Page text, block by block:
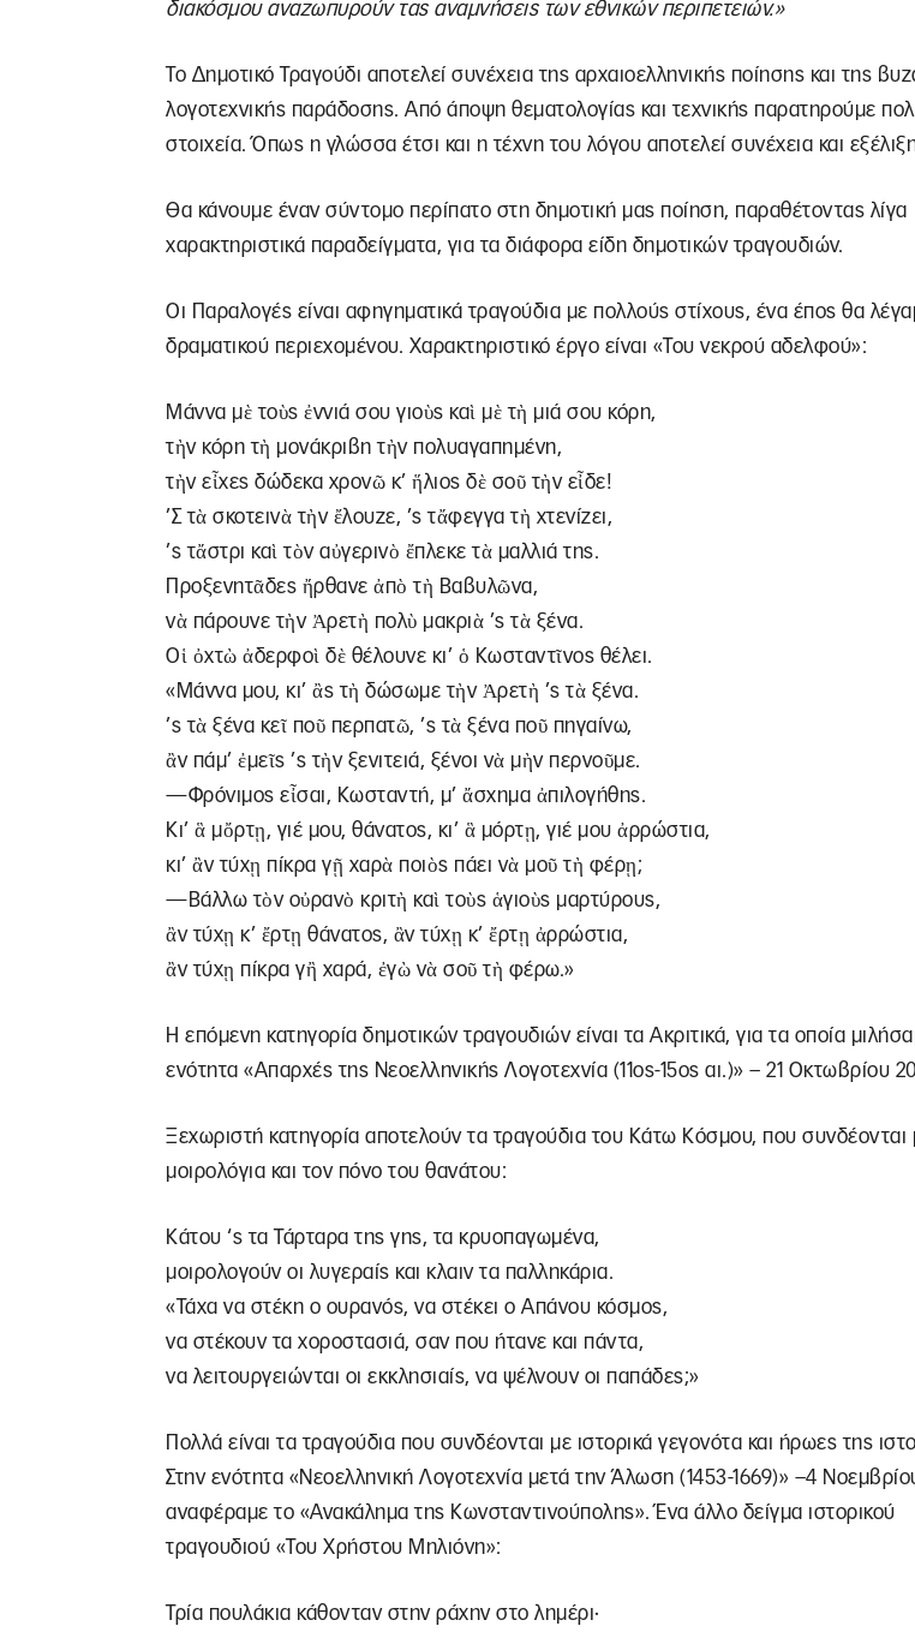
διακόσμου αναζωπυρούν τας αναμνήσεις των εθνικών περιπετειών.»
Το Δημοτικό Τραγούδι αποτελεί συνέχεια της αρχαιοελληνικής ποίησης και της
λογοτεχνικής παράδοσης. Από άποψη θεματολογίας και τεχνικής παρατηρούμε
στοιχεία. Όπως η γλώσσα έτσι και η τέχνη του λόγου αποτελεί συνέχεια και
Θα κάνουμε έναν σύντομο περίπατο στη δημοτική μας ποίηση, παραθέτοντας λίγα
χαρακτηριστικά παραδείγματα, για τα διάφορα είδη δημοτικών τραγουδιών.
Οι Παραλογές είναι αφηγηματικά τραγούδια με πολλούς στίχους, ένα έπος θα
δραματικού περιεχομένου. Χαρακτηριστικό έργο είναι «Του νεκρού αδελφού»:
Μάννα μὲ τοὺς ἐννιά σου γιοὺς καὶ μὲ τὴ µιά σου κόρη,
τὴν κόρη τὴ µονάκριβη τὴν πολυαγαπηµένη,
τὴν εἶχες δώδεκα χρονῶ κ’ ἥλιος δὲ σοῦ τὴν εἶδε!
’Σ τὰ σκοτεινὰ τὴν ἔλουζε, ’ς τἄφεγγα τὴ χτενίζει,
’ς τἄστρι καὶ τὸν αὐγερινὸ ἔπλεκε τὰ µαλλιά της.
Προξενητᾶδες ἤρθανε ἀπὸ τὴ Βαβυλῶνα,
νὰ πάρουνε τὴν Ἀρετὴ πολὺ μακριὰ ’ς τὰ ξένα.
Οἱ ὀχτὼ ἀδερφοὶ δὲ θέλουνε κι’ ὁ Κωσταντῖνος θέλει.
«Μάννα µου, κι’ ἂς τὴ δώσωμε τὴν Ἀρετὴ ’ς τὰ ξένα.
’ς τὰ ξένα κεῖ ποῦ περπατῶ, ’ς τὰ ξένα ποῦ πηγαίνω,
ἂν πάμ’ ἐμεῖς ’ς τὴν ξενιτειά, ξένοι νὰ μὴν περνοῦμε.
—Φρόνιμος εἶσαι, Κωσταντή, μ’ ἄσχημα ἀπιλογήθης.
Κι’ ἃ μὄρτῃ, γιέ µου, θάνατος, κι’ ἃ µόρτῃ, γιέ µου ἀρρώστια,
κι’ ἂν τύχῃ πίκρα γῇ χαρὰ ποιὸς πάει νὰ μοῦ τὴ φέρῃ;
—Βάλλω τὸν οὐρανὸ κριτὴ καὶ τοὺς ἁγιοὺς μαρτύρους,
ἂν τύχῃ κ’ ἔρτῃ θάνατος, ἂν τύχῃ κ’ ἔρτῃ ἀρρώστια,
ἂν τύχῃ πίκρα γἢ χαρά, ἐγὼ νὰ σοῦ τὴ φέρω.»
Η επόμενη κατηγορία δημοτικών τραγουδιών είναι τα Ακριτικά, για τα οποία
ενότητα «Απαρχές της Νεοελληνικής Λογοτεχνία (11ος-15ος αι.)» – 21 Οκτωβρίου
Ξεχωριστή κατηγορία αποτελούν τα τραγούδια του Κάτω Κόσμου, που συνδέονται
μοιρολόγια και τον πόνο του θανάτου:
Κάτου ‘ς τα Τάρταρα της γης, τα κρυοπαγωμένα,
μοιρολογούν οι λυγεραίς και κλαιν τα παλληκάρια.
«Τάχα να στέκη ο ουρανός, να στέκει ο Απάνου κόσμος,
να στέκουν τα χοροστασιά, σαν που ήτανε και πάντα,
να λειτουργειώνται οι εκκλησιαίς, να ψέλνουν οι παπάδες;»
Πολλά είναι τα τραγούδια που συνδέονται με ιστορικά γεγονότα και ήρωες της
Στην ενότητα «Νεοελληνική Λογοτεχνία μετά την Άλωση (1453-1669)» –4
αναφέραμε το «Ανακάλημα της Κωνσταντινούπολης». Ένα άλλο δείγμα ιστορικού
τραγουδιού «Του Χρήστου Μηλιόνη»:
Τρία πουλάκια κάθονταν στην ράχην στο λημέρι·